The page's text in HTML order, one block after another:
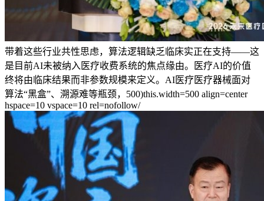
带着这些行业共性思虑，算法逻辑缺乏临床实正在支持——这
是目前AI未被纳入医疗收费系统的焦点缘由。医疗AI的价值
终将由临床结果而非参数规模来定义。AI医疗医疗器械面对
算法“黑盒”、溯源难等瓶颈，500)this.width=500 align=center
hspace=10 vspace=10 rel=nofollow/